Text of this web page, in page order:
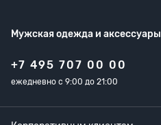
Мужская одежда и аксессуары
+7 495 707 00 00
ежедневно с 9:00 до 21:00